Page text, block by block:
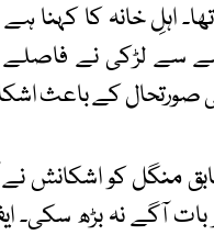
اہلِ خانہ کا کہنا
لڑکی نے فاصلے
کے باعث
منگل کو اشکانش نے
آگے نہ بڑھ سکی۔